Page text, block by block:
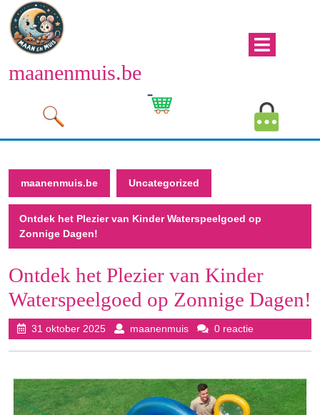
Naar
de
inhoud
maanenmuis.be
Winkelwagen
maanenmuis.be Uncategorized
Ontdek het Plezier van Kinder Waterspeelgoed op
Zonnige Dagen!
Ontdek het Plezier van Kinder
Waterspeelgoed op Zonnige Dagen!
31 oktober 202531
oktober
maanenmuismaanenmuis
0 reactie